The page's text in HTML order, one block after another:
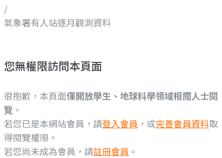
/
氣象署有人站逐月觀測資料
您無權限訪問本頁面
很抱歉，本頁面僅開放學生、地球科學領域相關人士閱
覽 。
若您已是本網站會員，請登入會員 ，或完善會員資料取
得閱覽權限。
若您尚未成為會員，請註冊會員 。